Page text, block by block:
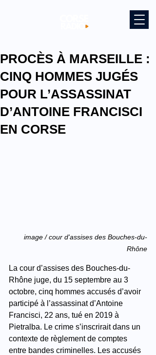
PROCÈS À MARSEILLE :
CINQ HOMMES JUGÉS
POUR L’ASSASSINAT
D’ANTOINE FRANCISCI
EN CORSE
image / cour d'assises des Bouches-du-
Rhône
La cour d’assises des Bouches-du-
Rhône juge, du 15 septembre au 3
octobre, cinq hommes accusés d’avoir
participé à l’assassinat d’Antoine
Francisci, 22 ans, tué en 2019 à
Pietralba. Le crime s’inscrirait dans un
contexte de règlement de comptes
entre bandes criminelles. Les accusés